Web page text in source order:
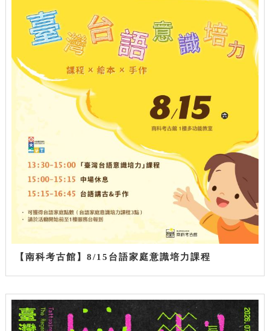
【南科考古館】8/15台語家庭意識培力課程